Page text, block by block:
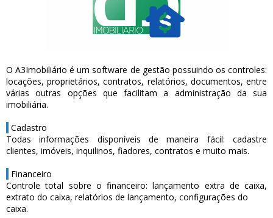
O A3Imobiliário é um software de gestão possuindo os controles:
locações, proprietários, contratos, relatórios, documentos, entre
várias outras opções que facilitam a administração da sua
imobiliária.
Cadastro
Todas informações disponíveis de maneira fácil: cadastre
clientes, imóveis, inquilinos, fiadores, contratos e muito mais.
Financeiro
Controle total sobre o financeiro: lançamento extra de caixa,
extrato do caixa, relatórios de lançamento, configurações do
caixa.